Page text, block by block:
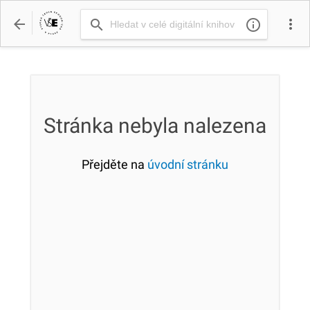
arrow_back search info_outline more_vert
Stránka nebyla nalezena
Přejděte na úvodní stránku